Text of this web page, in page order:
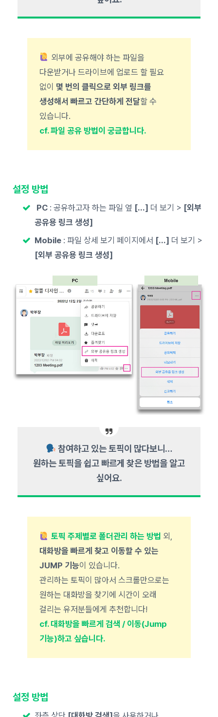
외부에 공유해야 하는 파일을
다운받거나 드라이브에 업로드 할 필요
없이 몇 번의 클릭으로 외부 링크를
생성해서 빠르고 간단하게 전달할 수
있습니다.
cf. 파일 공유 방법이 궁금합니다.
설정 방법
PC : 공유하고자 하는 파일 옆 […] 더 보기 > [외부
공유용 링크 생성]
Mobile : 파일 상세 보기 페이지에서 […] 더 보기 >
[외부 공유용 링크 생성]
참여하고 있는 토픽이 많다보니…
원하는 토픽을 쉽고 빠르게 찾은 방법을 알고
싶어요.
토픽 주제별로 폴더관리 하는 방법 외,
대화방을 빠르게 찾고 이동할 수 있는
JUMP 기능이 있습니다.
관리하는 토픽이 많아서 스크롤만으로는
원하는 대화방을 찾기에 시간이 오래
걸리는 유저분들에게 추천합니다!
cf. 대화방을 빠르게 검색 / 이동(Jump
기능)하고 싶습니다.
설정 방법